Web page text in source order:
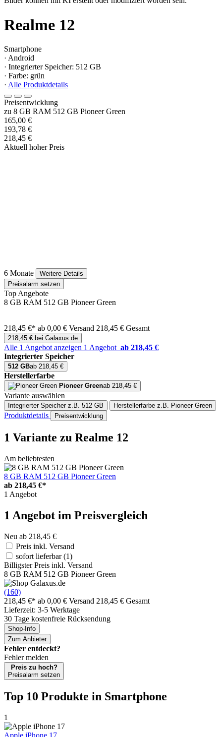
Realme 12
Smartphone
· Android
· Integrierter Speicher: 512 GB
· Farbe: grün
· Alle Produktdetails
Preisentwicklung
zu 8 GB RAM 512 GB Pioneer Green
165,00 €
193,78 €
218,45 €
Aktuell hoher Preis
6 Monate
Weitere Details
Preisalarm setzen
Top Angebote
8 GB RAM 512 GB Pioneer Green
218,45 €* ab 0,00 € Versand 218,45 € Gesamt
218,45 € bei Galaxus.de
Alle 1 Angebot anzeigen 1 Angebot ab 218,45 €
Integrierter Speicher
512 GBab 218,45 €
Herstellerfarbe
Pioneer Greenab 218,45 €
Variante auswählen
Integrierter Speicher z.B. 512 GB Herstellerfarbe z.B. Pioneer Green
Produktdetails Preisentwicklung
1 Variante zu Realme 12
Am beliebtesten
8 GB RAM 512 GB Pioneer Green
ab 218,45 €*
1 Angebot
1 Angebot im Preisvergleich
Neu ab 218,45 €
Preis inkl. Versand
sofort lieferbar(1)
Billigster Preis inkl. Versand
8 GB RAM 512 GB Pioneer Green
(160)
218,45 €* ab 0,00 € Versand 218,45 € Gesamt
Lieferzeit: 3-5 Werktage
30 Tage kostenfreie Rücksendung
Shop-Info
Zum Anbieter
Fehler entdeckt?
Fehler melden
Preis zu hoch?
Preisalarm setzen
Top 10 Produkte in Smartphone
1
Apple iPhone 17